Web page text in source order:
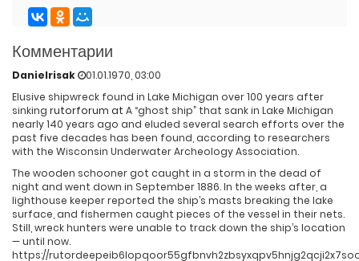
Комментарии
Danielrisak
01.01.1970, 03:00
Elusive shipwreck found in Lake Michigan over 100 years after
sinking rutorforum at A “ghost ship” that sank in Lake Michigan
nearly 140 years ago and eluded several search efforts over the
past five decades has been found, according to researchers
with the Wisconsin Underwater Archeology Association.
The wooden schooner got caught in a storm in the dead of
night and went down in September 1886. In the weeks after, a
lighthouse keeper reported the ship’s masts breaking the lake
surface, and fishermen caught pieces of the vessel in their nets.
Still, wreck hunters were unable to track down the ship’s location
— until now.
https://